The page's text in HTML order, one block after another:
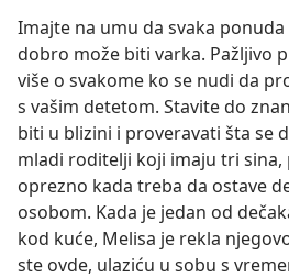
Imajte na umu da svaka
dobro može biti varka. Pažljivo
više o svakome ko se nudi da
s vašim detetom. Stavite do
biti u blizini i proveravati šta se
mladi roditelji koji imaju tri sina,
oprezno kada treba da ostave
osobom. Kada je jedan od
kod kuće, Melisa je rekla
ste ovde, ulaziću u sobu s